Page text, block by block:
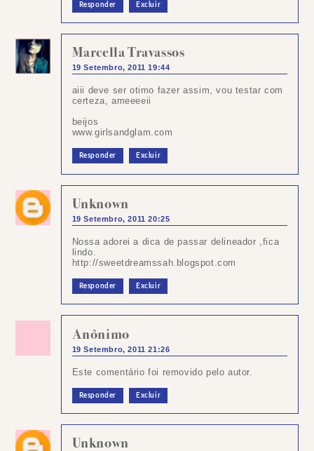
Responder Excluir
Marcella Travassos
19 Setembro, 2011 19:44
aiii deve ser otimo fazer assim, vou testar com
certeza, ameeeeii
beijos
www.girlsandglam.com
Responder Excluir
Unknown
19 Setembro, 2011 20:25
Nossa adorei a dica de passar delineador ,fica
lindo.
http://sweetdreamssah.blogspot.com
Responder Excluir
Anônimo
19 Setembro, 2011 21:26
Este comentário foi removido pelo autor.
Responder Excluir
Unknown